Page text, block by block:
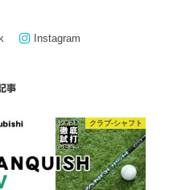
Instagram
事
クラブ-シャフト